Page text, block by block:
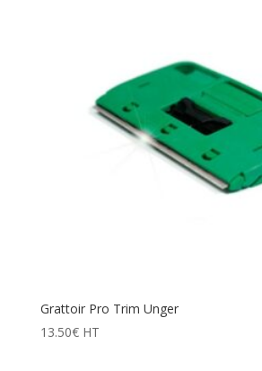
Grattoir Pro Trim Unger
13.50€ HT